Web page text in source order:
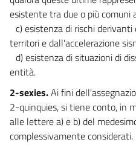
esistente tra due o più
c) esistenza di rischi
territori e dall'accelerazione
d) esistenza di situazioni di
entità.
2-sexies.Ai fini
2-quinquies, si tiene conto, in
alle lettere a) e b) del
complessivamente considerati.